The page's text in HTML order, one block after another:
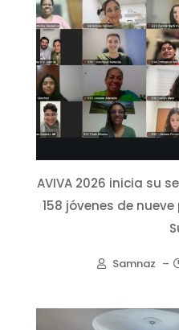
AVIVA 2026 inicia su
158 jóvenes de
Samnaz –